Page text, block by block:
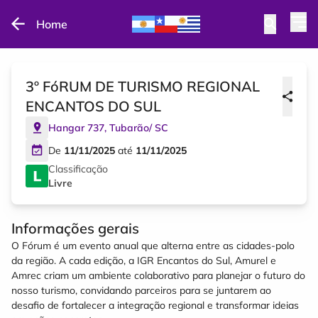
Home
3º FóRUM DE TURISMO REGIONAL
ENCANTOS DO SUL
Hangar 737, Tubarão/SC
De 11/11/2025 até 11/11/2025
Classificação
Livre
Informações gerais
O Fórum é um evento anual que alterna entre as cidades-polo
da região. A cada edição, a IGR Encantos do Sul, Amurel e
Amrec criam um ambiente colaborativo para planejar o futuro do
nosso turismo, convidando parceiros para se juntarem ao
desafio de fortalecer a integração regional e transformar ideias